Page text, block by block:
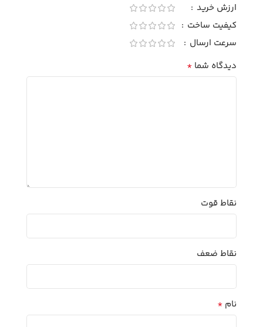
ارزش خرید
کیفیت ساخت
سرعت ارسال
دیدگاه شما *
نقاط قوت
نقاط ضعف
نام *